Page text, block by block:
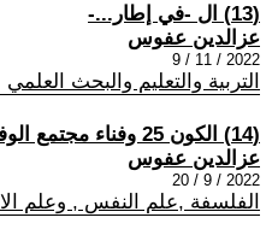
(13) ال -في إطار...-
عزالدين عفوس
2022 / 11 / 9
التربية والتعليم والبحث العلمي
(14) الكون 25 وفناء مجتمع الوفرة
عزالدين عفوس
2022 / 9 / 20
الفلسفة ,علم النفس , وعلم